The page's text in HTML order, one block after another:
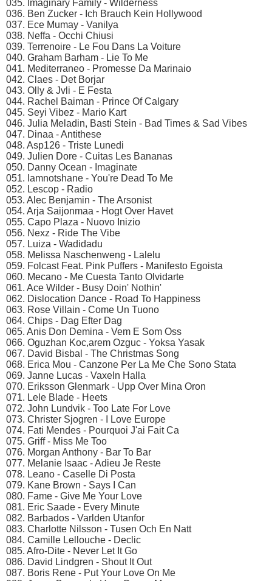
035. Imaginary Family - Wilderness
036. Ben Zucker - Ich Brauch Kein Hollywood
037. Ece Mumay - Vanilya
038. Neffa - Occhi Chiusi
039. Terrenoire - Le Fou Dans La Voiture
040. Graham Barham - Lie To Me
041. Mediterraneo - Promesse Da Marinaio
042. Claes - Det Borjar
043. Olly & Jvli - E Festa
044. Rachel Baiman - Prince Of Calgary
045. Seyi Vibez - Mario Kart
046. Julia Meladin, Basti Stein - Bad Times & Sad Vibes
047. Dinaa - Antithese
048. Asp126 - Triste Lunedi
049. Julien Dore - Cuitas Les Bananas
050. Danny Ocean - Imaginate
051. Iamnotshane - You're Dead To Me
052. Lescop - Radio
053. Alec Benjamin - The Arsonist
054. Arja Saijonmaa - Hogt Over Havet
055. Capo Plaza - Nuovo Inizio
056. Nexz - Ride The Vibe
057. Luiza - Wadidadu
058. Melissa Naschenweng - Lalelu
059. Folcast Feat. Pink Puffers - Manifesto Egoista
060. Mecano - Me Cuesta Tanto Olvidarte
061. Ace Wilder - Busy Doin' Nothin'
062. Dislocation Dance - Road To Happiness
063. Rose Villain - Come Un Tuono
064. Chips - Dag Efter Dag
065. Anis Don Demina - Vem E Som Oss
066. Oguzhan Koc,arem Ozguc - Yoksa Yasak
067. David Bisbal - The Christmas Song
068. Erica Mou - Canzone Per La Me Che Sono Stata
069. Janne Lucas - Vaxeln Halla
070. Eriksson Glenmark - Upp Over Mina Oron
071. Lele Blade - Heets
072. John Lundvik - Too Late For Love
073. Christer Sjogren - I Love Europe
074. Fati Mendes - Pourquoi J'ai Fait Ca
075. Griff - Miss Me Too
076. Morgan Anthony - Bar To Bar
077. Melanie Isaac - Adieu Je Reste
078. Leano - Caselle Di Posta
079. Kane Brown - Says I Can
080. Fame - Give Me Your Love
081. Eric Saade - Every Minute
082. Barbados - Varlden Utanfor
083. Charlotte Nilsson - Tusen Och En Natt
084. Camille Lellouche - Declic
085. Afro-Dite - Never Let It Go
086. David Lindgren - Shout It Out
087. Boris Rene - Put Your Love On Me